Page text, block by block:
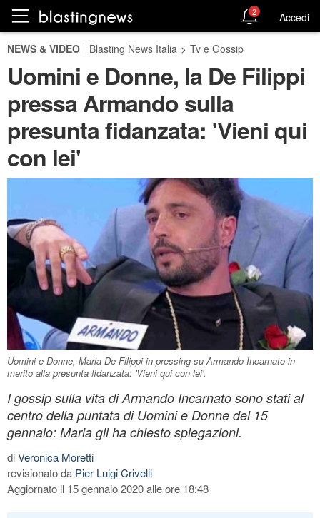
2 Accedi
NEWS & VIDEO Blasting News Italia > Tv e Gossip
Uomini e Donne, la De Filippi
pressa Armando sulla
presunta fidanzata: 'Vieni qui
con lei'
Uomini e Donne, Maria De Filippi in pressing su Armando Incarnato in
merito alla presunta fidanzata: 'Vieni qui con lei'.
I gossip sulla vita di Armando Incarnato sono stati al
centro della puntata di Uomini e Donne del 15
gennaio: Maria gli ha chiesto spiegazioni.
diVeronica Moretti
revisionato da Pier Luigi Crivelli
Aggiornato il 15 gennaio 2020 alle ore 18:48